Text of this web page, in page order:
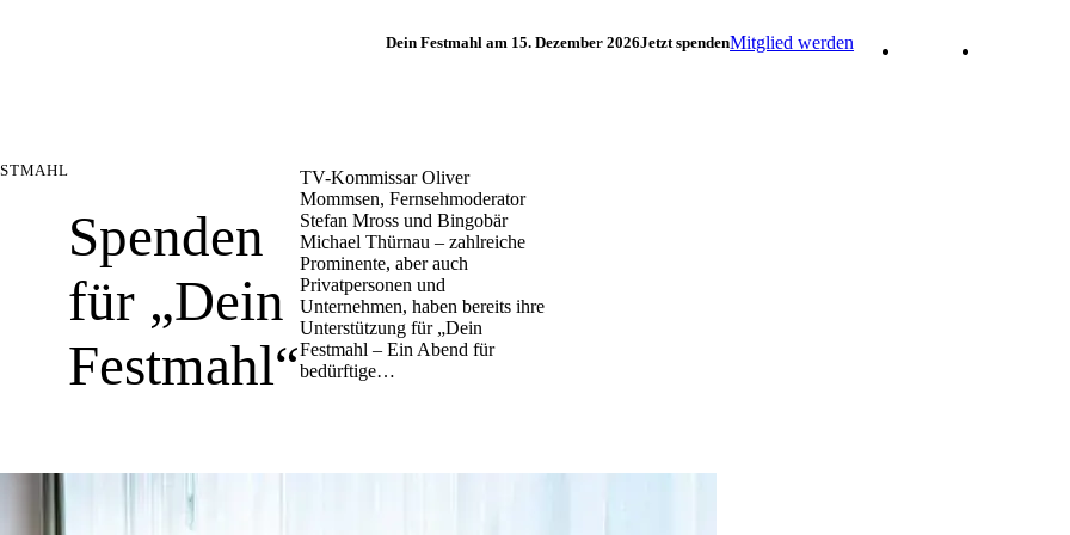
Dein Festmahl am 15. Dezember 2026Jetzt spendenMitglied werden
Spenden
für „Dein
Festmahl“
TV-Kommissar Oliver
Mommsen, Fernsehmoderator
Stefan Mross und Bingobär
Michael Thürnau – zahlreiche
Prominente, aber auch
Privatpersonen und
Unternehmen, haben bereits ihre
Unterstützung für „Dein
Festmahl – Ein Abend für
bedürftige…